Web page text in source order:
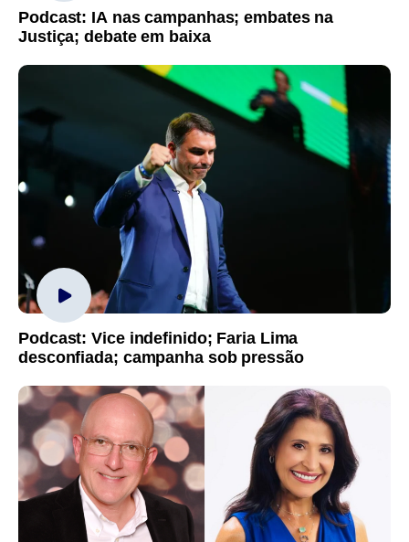
Podcast: IA nas campanhas; embates na
Justiça; debate em baixa
Podcast: Vice indefinido; Faria Lima
desconfiada; campanha sob pressão